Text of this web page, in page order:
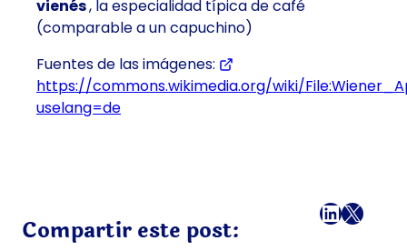
vienés, la especialidad típica de café
(comparable a un capuchino)
Fuentes de las imágenes:
https://commons.wikimedia.org/wiki/
uselang=de
Compartir este post:
Facebook
LinkedIn
X